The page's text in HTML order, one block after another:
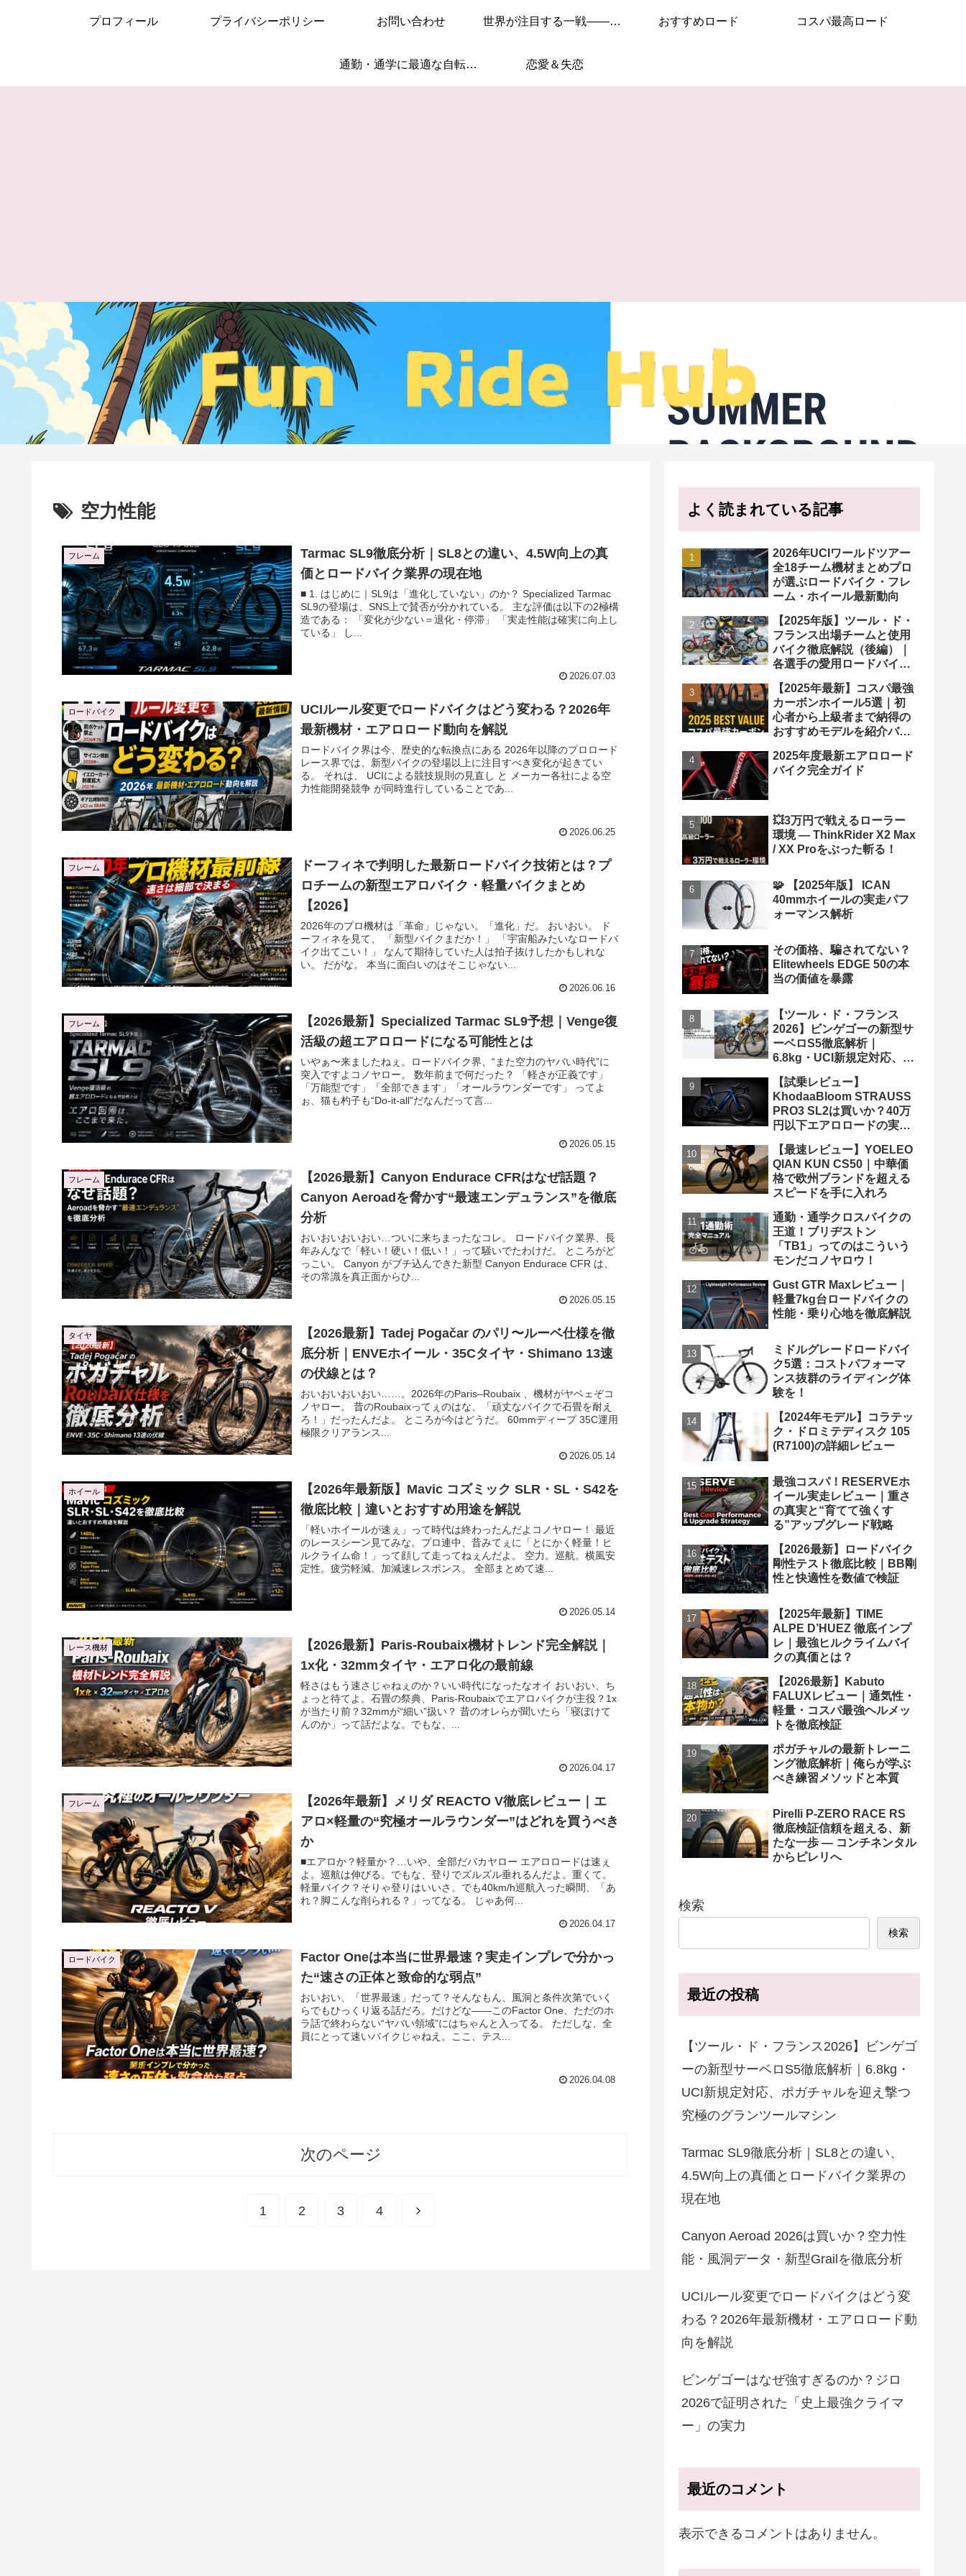
プロフィール プライバシーポリシー お問い合わせ 世界が注目する一戦——このレースを見逃すな！ おすすめロード コスパ最高ロード
通勤・通学に最適な自転車はこれ！ 恋愛＆失恋
空力性能
フレーム
Tarmac SL9徹底分析｜SL8との違い、4.5W向上の真
価とロードバイク業界の現在地
■ 1. はじめに｜SL9は「進化していない」のか？ Specialized Tarmac
SL9の登場は、SNS上で賛否が分かれている。 主な評価は以下の2極構
造である： 「変化が少ない＝退化・停滞」 「実走性能は確実に向上し
ている」 し...
2026.07.03
ロードバイク
UCIルール変更でロードバイクはどう変わる？2026年
最新機材・エアロロード動向を解説
ロードバイク界は今、歴史的な転換点にある 2026年以降のプロロード
レース界では、新型バイクの登場以上に注目すべき変化が起きてい
る。 それは、 UCIによる競技規則の見直し と メーカー各社による空
力性能開発競争 が同時進行していることであ...
2026.06.25
フレーム
ドーフィネで判明した最新ロードバイク技術とは？プ
ロチームの新型エアロバイク・軽量バイクまとめ
【2026】
2026年のプロ機材は「革命」じゃない。「進化」だ。 おいおい。 ド
ーフィネを見て、 「新型バイクまだか！」 「宇宙船みたいなロードバ
イク出てこい！」 なんて期待していた人は拍子抜けしたかもしれな
い。 だがな。 本当に面白いのはそこじゃない...
2026.06.16
フレーム
【2026最新】Specialized Tarmac SL9予想｜Venge復
活級の超エアロロードになる可能性とは
いやぁ〜来ましたねぇ。ロードバイク界、“また空力のヤバい時代”に
突入ですよコノヤロー。 数年前まで何だった？ 「軽さが正義です」
「万能型です」「全部できます」「オールラウンダーです」 ってよ
ぉ、猫も杓子も“Do-it-all”だなんだって言...
2026.05.15
フレーム
【2026最新】Canyon Endurace CFRはなぜ話題？
Canyon Aeroadを脅かす“最速エンデュランス”を徹底
分析
おいおいおいおい…ついに来ちまったなコレ。 ロードバイク業界、長
年みんなで「軽い！硬い！低い！」って騒いでたわけだ。 ところがど
っこい。 Canyon がブチ込んできた新型 Canyon Endurace CFR は、
その常識を真正面からひ...
2026.05.15
タイヤ
【2026最新】Tadej Pogačar のパリ〜ルーベ仕様を徹
底分析｜ENVEホイール・35Cタイヤ・Shimano 13速
の伏線とは？
おいおいおいおい……。2026年のParis–Roubaix 、機材がヤベェぞコ
ノヤロー。 昔のRoubaixってぇのはな、「頑丈なバイクで石畳を耐え
ろ！」だったんだよ。 ところが今はどうだ。 60mmディープ 35C運用
極限クリアランス...
2026.05.14
ホイール
【2026年最新版】Mavic コズミック SLR・SL・S42を
徹底比較｜違いとおすすめ用途を解説
「軽いホイールが速ぇ」って時代は終わったんだよコノヤロー！ 最近
のレースシーン見てみな。プロ連中、昔みてぇに「とにかく軽量！ヒ
ルクライム命！」って顔して走ってねぇんだよ。 空力。巡航。横風安
定性。疲労軽減。加減速レスポンス。 全部まとめて速...
2026.05.14
レース機材
【2026最新】Paris-Roubaix機材トレンド完全解説｜
1x化・32mmタイヤ・エアロ化の最前線
軽さはもう速さじゃねぇのか？いい時代になったなオイ おいおい、ち
ょっと待てよ。石畳の祭典、Paris-Roubaixでエアロバイクが主役？1x
が当たり前？32mmが“細い”扱い？ 昔のオレらが聞いたら「寝ぼけて
んのか」って話だよな。でもな、...
2026.04.17
フレーム
【2026年最新】メリダ REACTO V徹底レビュー｜エ
アロ×軽量の“究極オールラウンダー”はどれを買うべき
か
■エアロか？軽量か？…いや、全部だバカヤロー エアロロードは速ぇ
よ。巡航は伸びる。でもな、登りでズルズル垂れるんだよ。重くて。
軽量バイク？そりゃ登りはいいさ。でも40km/h巡航入った瞬間、「あ
れ？脚こんな削られる？」ってなる。 じゃあ何...
2026.04.17
ロードバイク
Factor Oneは本当に世界最速？実走インプレで分かっ
た“速さの正体と致命的な弱点”
おいおい、「世界最速」だって？そんなもん、風洞と条件次第でいく
らでもひっくり返る話だろ。だけどな——このFactor One、ただのホ
ラ話で終わらない“ヤバい領域”にはちゃんと入ってる。 ただしな、全
員にとって速いバイクじゃねえ。ここ、テス...
2026.04.08
次のページ
1 2 3 4 次
よく読まれている記事
2026年UCIワールドツアー
全18チーム機材まとめプロ
が選ぶロードバイク・フレ
ーム・ホイール最新動向
【2025年版】ツール・ド・
フランス出場チームと使用
バイク徹底解説（後編）｜
各選手の愛用ロードバイク
【2025年最新】コスパ最強
カーボンホイール5選｜初
心者から上級者まで納得の
おすすめモデルを紹介バカ
2025年度最新エアロロード
バイク完全ガイド
💥3万円で戦えるローラー
環境 ― ThinkRider X2 Max
/ XX Proをぶった斬る！
🧩 【2025年版】 ICAN
40mmホイールの実走パフ
ォーマンス解析
その価格、騙されてない？
Elitewheels EDGE 50の本
当の価値を暴露
【ツール・ド・フランス
2026】ビンゲゴーの新型サ
ーベロS5徹底解析｜
6.8kg・UCI新規定対応、ポ
グランツールマシン
【試乗レビュー】
KhodaaBloom STRAUSS
PRO3 SL2は買いか？40万
円以下エアロロードの実力
斬る
【最速レビュー】YOELEO
QIAN KUN CS50｜中華価
格で欧州ブランドを超える
スピードを手に入れろ
通勤・通学クロスバイクの
王道！ブリヂストン
「TB1」ってのはこういう
モンだコノヤロウ！
Gust GTR Maxレビュー｜
軽量7kg台ロードバイクの
性能・乗り心地を徹底解説
ミドルグレードロードバイ
ク5選：コストパフォーマ
ンス抜群のライディング体
験を！
【2024年モデル】コラテッ
ク・ドロミテディスク 105
(R7100)の詳細レビュー
最強コスパ！RESERVEホ
イール実走レビュー｜重さ
の真実と“育てて強くす
る”アップグレード戦略
【2026最新】ロードバイク
剛性テスト徹底比較｜BB剛
性と快適性を数値で検証
【2025年最新】TIME
ALPE D’HUEZ 徹底インプ
レ｜最強ヒルクライムバイ
クの真価とは？
【2026最新】Kabuto
FALUXレビュー｜通気性・
軽量・コスパ最強ヘルメッ
トを徹底検証
ポガチャルの最新トレーニ
ング徹底解析｜俺らが学ぶ
べき練習メソッドと本質
Pirelli P-ZERO RACE RS
徹底検証信頼を超える、新
たな一歩 ― コンチネンタル
からピレリへ
検索
検索
最近の投稿
【ツール・ド・フランス2026】ビンゲゴ
ーの新型サーベロS5徹底解析｜6.8kg・
UCI新規定対応、ポガチャルを迎え撃つ
究極のグランツールマシン
Tarmac SL9徹底分析｜SL8との違い、
4.5W向上の真価とロードバイク業界の
現在地
Canyon Aeroad 2026は買いか？空力性
能・風洞データ・新型Grailを徹底分析
UCIルール変更でロードバイクはどう変
わる？2026年最新機材・エアロロード動
向を解説
ビンゲゴーはなぜ強すぎるのか？ジロ
2026で証明された「史上最強クライマ
ー」の実力
最近のコメント
表示できるコメントはありません。